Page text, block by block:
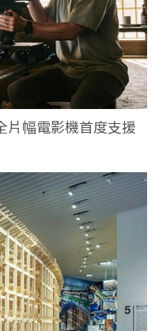
片幅電影機首度支援